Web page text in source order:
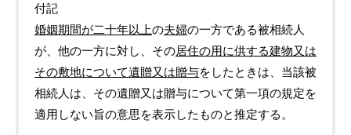
付記
婚姻期間が二十年以上の夫婦の一方である被相続人
が、他の一方に対し、その居住の用に供する建物又は
その敷地について遺贈又は贈与をしたときは、当該被
相続人は、その遺贈又は贈与について第一項の規定を
適用しない旨の意思を表示したものと推定する。